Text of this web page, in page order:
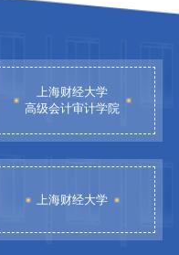
上海财经大学
高级会计审计学院
上海财经大学